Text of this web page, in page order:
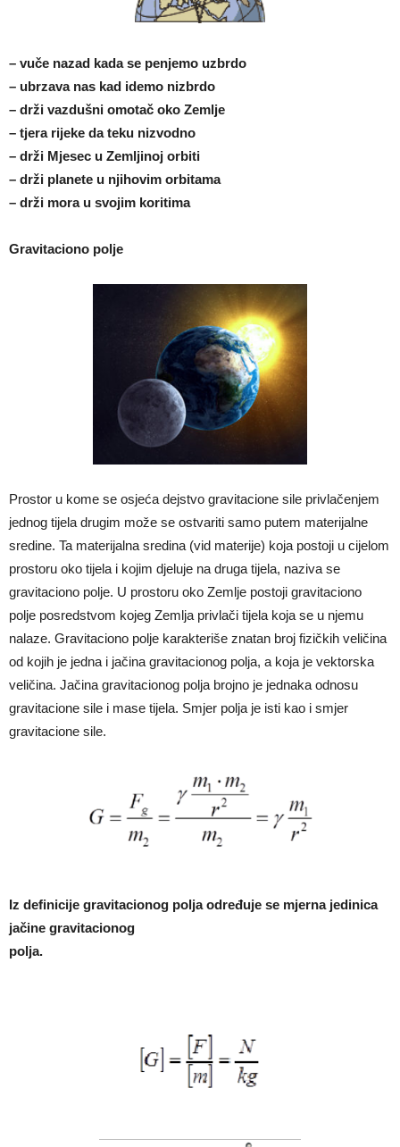
– vuče nazad kada se penjemo uzbrdo
– ubrzava nas kad idemo nizbrdo
– drži vazdušni omotač oko Zemlje
– tjera rijeke da teku nizvodno
– drži Mjesec u Zemljinoj orbiti
– drži planete u njihovim orbitama
– drži mora u svojim koritima
Gravitaciono polje
Prostor u kome se osjeća dejstvo gravitacione sile privlačenjem
jednog tijela drugim može se ostvariti samo putem materijalne
sredine. Ta materijalna sredina (vid materije) koja postoji u cijelom
prostoru oko tijela i kojim djeluje na druga tijela, naziva se
gravitaciono polje. U prostoru oko Zemlje postoji gravitaciono
polje posredstvom kojeg Zemlja privlači tijela koja se u njemu
nalaze. Gravitaciono polje karakteriše znatan broj fizičkih veličina
od kojih je jedna i jačina gravitacionog polja, a koja je vektorska
veličina. Jačina gravitacionog polja brojno je jednaka odnosu
gravitacione sile i mase tijela. Smjer polja je isti kao i smjer
gravitacione sile.
Iz definicije gravitacionog polja određuje se mjerna jedinica
jačine gravitacionog
polja.